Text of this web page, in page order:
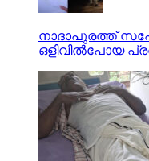
നാദാപുരത്ത്
ഒളിവില്‍പോയ